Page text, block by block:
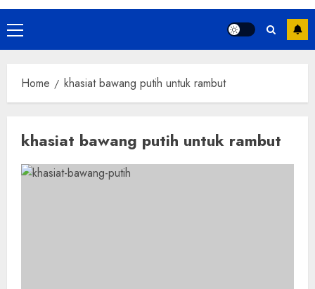
Primary
Menu
Home khasiat bawang putih untuk rambut
khasiat bawang putih untuk rambut